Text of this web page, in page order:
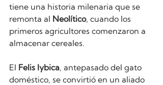
tiene una historia milenaria que se
remonta al Neolítico, cuando los
primeros agricultores comenzaron a
almacenar cereales.
El Felis lybica, antepasado del gato
doméstico, se convirtió en un aliado